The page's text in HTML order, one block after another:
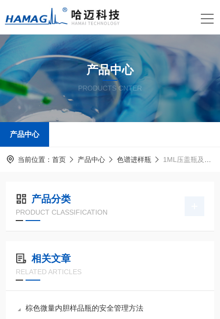
产品中心
PRODUCTS CNTER
产品中心
当前位置： 首页 产品中心 色谱进样瓶 1ML压盖瓶及盖垫
产品分类
PRODUCT CLASSIFICATION
相关文章
RELATED ARTICLES
棕色微量内胆样品瓶的安全管理方法